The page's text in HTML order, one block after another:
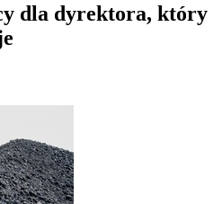
dla dyrektora, który